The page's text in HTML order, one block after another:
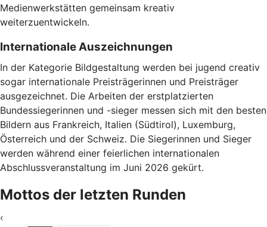
Medienwerkstätten gemeinsam kreativ
weiterzuentwickeln.
Internationale Auszeichnungen
In der Kategorie Bildgestaltung werden bei jugend creativ
sogar internationale Preisträgerinnen und Preisträger
ausgezeichnet. Die Arbeiten der erstplatzierten
Bundessiegerinnen und -sieger messen sich mit den besten
Bildern aus Frankreich, Italien (Südtirol), Luxemburg,
Österreich und der Schweiz. Die Siegerinnen und Sieger
werden während einer feierlichen internationalen
Abschlussveranstaltung im Juni 2026 gekürt.
Mottos der letzten Runden
‹